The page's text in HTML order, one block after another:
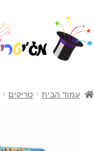
דלג
לניווט
לדלג
לתוכן
עמוד הבית טריקים